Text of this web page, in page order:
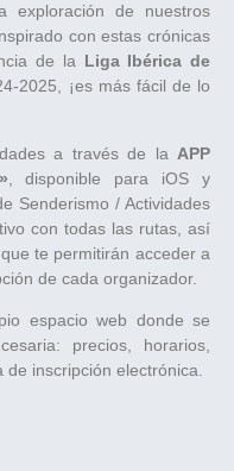
de nuestros
con estas crónicas
de la Liga Ibérica de
2025, ¡es más fácil de lo
a través de la APP
, disponible para iOS y
Senderismo / Actividades
con todas las rutas, así
te permitirán acceder a
de cada organizador.
espacio web donde se
precios, horarios,
inscripción electrónica.